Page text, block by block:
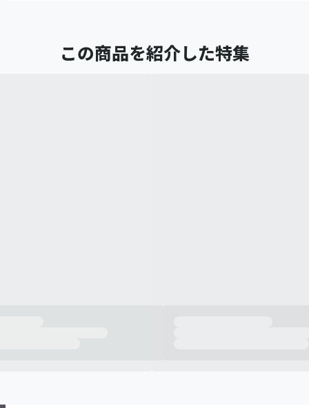
この商品を紹介した特集